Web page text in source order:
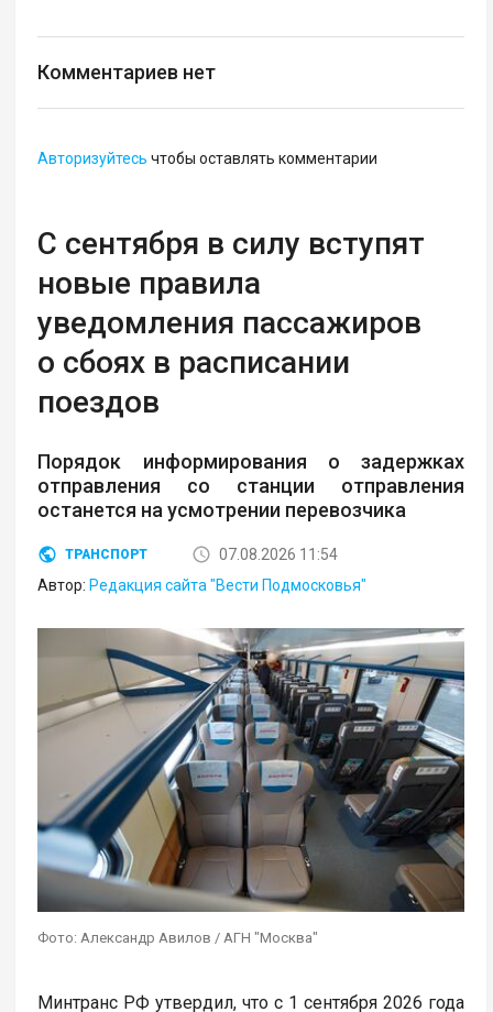
Комментариев нет
Авторизуйтесь чтобы оставлять комментарии
С сентября в силу вступят
новые правила
уведомления пассажиров
о сбоях в расписании
поездов
Порядок информирования о задержках
отправления со станции отправления
останется на усмотрении перевозчика
ТРАНСПОРТ
07.08.2026 11:54
Автор: Редакция сайта "Вести Подмосковья"
Фото: Александр Авилов / АГН "Москва"
Минтранс РФ утвердил, что с 1 сентября 2026 года